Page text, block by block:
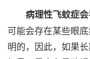
病理性飞蚊症
可能会存在某些眼
明的，因此，如果